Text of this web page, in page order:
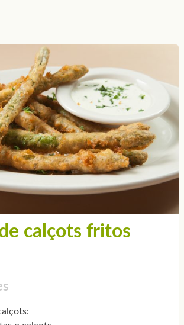
calçots fritos
: